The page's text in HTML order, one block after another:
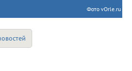
Фото vOrle.ru